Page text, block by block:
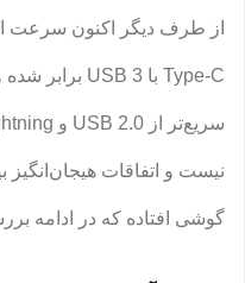
نیست و اتفاقات
گوشی افتاده که در ادامه